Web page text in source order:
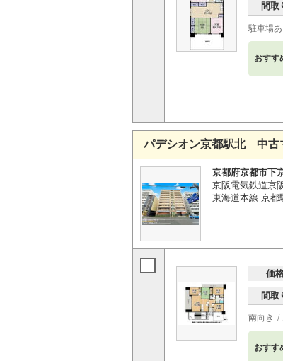
間取
駐車場あ
おすす
パデシオン京都駅北 中古
京都府京都市下
京阪電気鉄道京
東海道本線 京都
価
間取
南向き
おすす